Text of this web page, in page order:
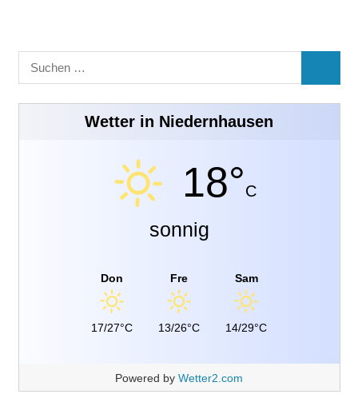
Suchen
nach:
Wetter in Niedernhausen
18°C
sonnig
Don
17/27°C
Fre
13/26°C
Sam
14/29°C
Powered by Wetter2.com